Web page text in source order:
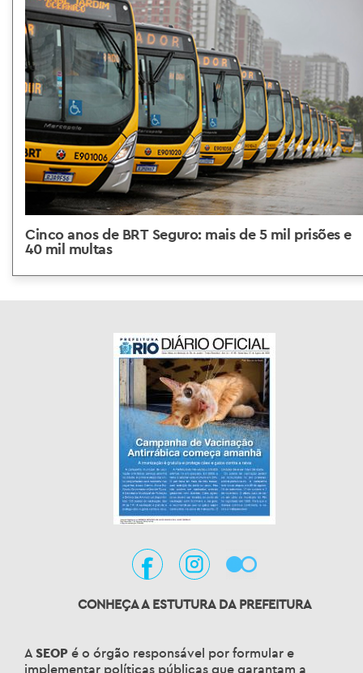
Cinco anos de BRT Seguro: mais de 5 mil prisões e
40 mil multas
CONHEÇA A ESTUTURA DA PREFEITURA
A SEOP é o órgão responsável por formular e
implementar políticas públicas que garantam a